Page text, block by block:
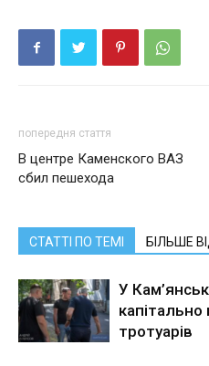
попередня стаття
В центре Каменского ВАЗ
сбил пешехода
СТАТТІ ПО ТЕМІ БІЛЬШЕ
У
капітально
тротуарів